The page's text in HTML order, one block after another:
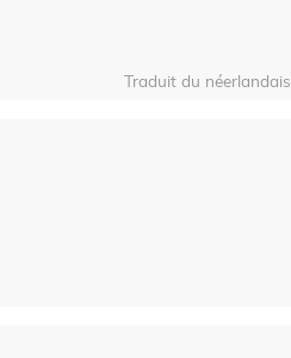
Traduit du néerlandais